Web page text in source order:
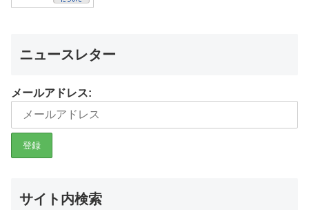
ニュースレター
メールアドレス:
サイト内検索